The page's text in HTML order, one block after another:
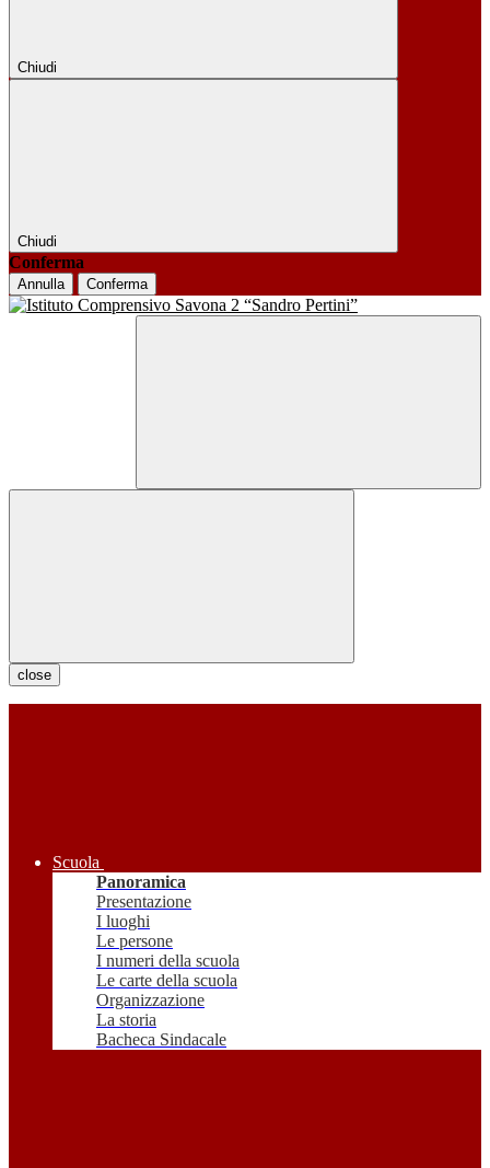
Chiudi
Chiudi
Conferma
Annulla Conferma
close
Scuola
Panoramica
Presentazione
I luoghi
Le persone
I numeri della scuola
Le carte della scuola
Organizzazione
La storia
Bacheca Sindacale